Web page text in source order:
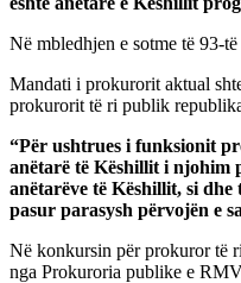
Në mbledhjen e sotme të 93-
Mandati i prokurorit aktual
prokurorit të ri publik
“Për ushtrues i funksionit
anëtarë të Këshillit i njohim
anëtarëve të Këshillit, si
pasur parasysh përvojën e
Në konkursin për prokuror të
nga Prokuroria publike e